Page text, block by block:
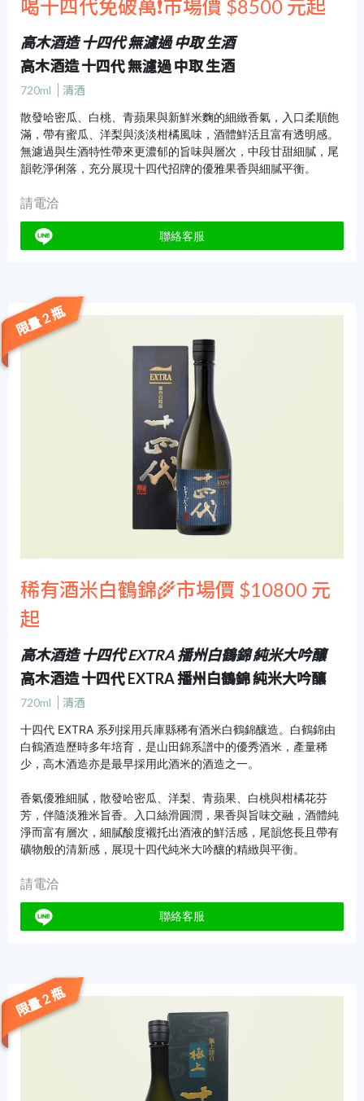
喝十四代免破萬❗市場價 $8500 元起
高木酒造 十四代 無濾過 中取 生酒
高木酒造 十四代 無濾過 中取 生酒
720ml
清酒
散發哈密瓜、白桃、青蘋果與新鮮米麴的細緻香氣，入口柔順飽
滿，帶有蜜瓜、洋梨與淡淡柑橘風味，酒體鮮活且富有透明感。
無濾過與生酒特性帶來更濃郁的旨味與層次，中段甘甜細膩，尾
韻乾淨俐落，充分展現十四代招牌的優雅果香與細膩平衡。
請電洽
聯絡客服
限量 2 瓶
稀有酒米白鶴錦🌾市場價 $10800 元
起
高木酒造 十四代 EXTRA 播州白鶴錦 純米大吟釀
高木酒造 十四代 EXTRA 播州白鶴錦 純米大吟釀
720ml
清酒
十四代 EXTRA 系列採用兵庫縣稀有酒米白鶴錦釀造。白鶴錦由
白鶴酒造歷時多年培育，是山田錦系譜中的優秀酒米，產量稀
少，高木酒造亦是最早採用此酒米的酒造之一。
香氣優雅細膩，散發哈密瓜、洋梨、青蘋果、白桃與柑橘花芬
芳，伴隨淡雅米旨香。入口絲滑圓潤，果香與旨味交融，酒體純
淨而富有層次，細膩酸度襯托出酒液的鮮活感，尾韻悠長且帶有
礦物般的清新感，展現十四代純米大吟釀的精緻與平衡。
請電洽
聯絡客服
限量 2 瓶